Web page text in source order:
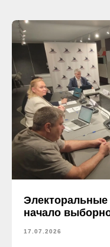
начало
17.07.2026